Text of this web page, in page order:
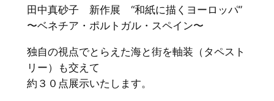
田中真砂子 新作展 “和紙に描くヨーロッパ”
〜ベネチア・ポルトガル・スペイン〜
独自の視点でとらえた海と街を軸装（タペスト
リー）も交えて
約３０点展示いたします。